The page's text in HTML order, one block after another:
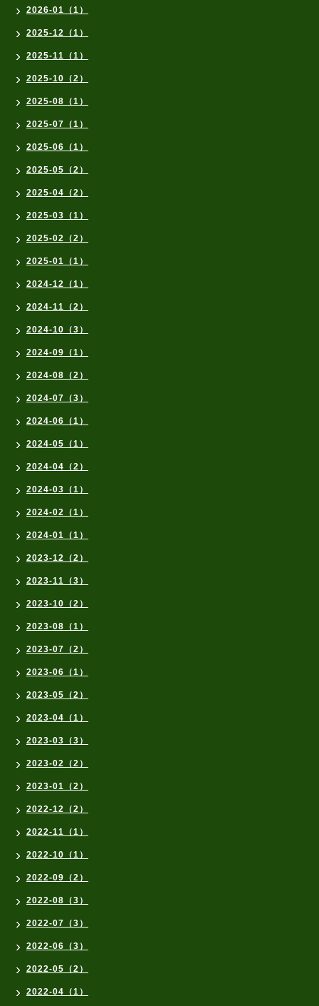
2026-01（1）
2025-12（1）
2025-11（1）
2025-10（2）
2025-08（1）
2025-07（1）
2025-06（1）
2025-05（2）
2025-04（2）
2025-03（1）
2025-02（2）
2025-01（1）
2024-12（1）
2024-11（2）
2024-10（3）
2024-09（1）
2024-08（2）
2024-07（3）
2024-06（1）
2024-05（1）
2024-04（2）
2024-03（1）
2024-02（1）
2024-01（1）
2023-12（2）
2023-11（3）
2023-10（2）
2023-08（1）
2023-07（2）
2023-06（1）
2023-05（2）
2023-04（1）
2023-03（3）
2023-02（2）
2023-01（2）
2022-12（2）
2022-11（1）
2022-10（1）
2022-09（2）
2022-08（3）
2022-07（3）
2022-06（3）
2022-05（2）
2022-04（1）